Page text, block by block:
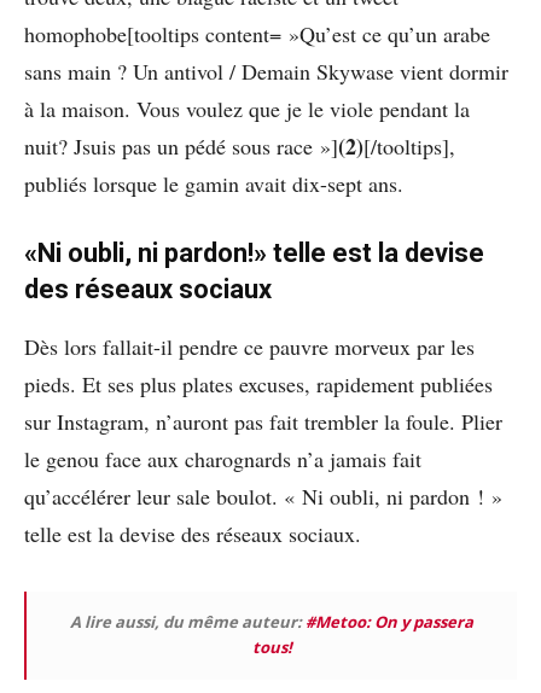
homophobe[tooltips content= »Qu’est ce qu’un arabe
sans main ? Un antivol / Demain Skywase vient dormir
à la maison. Vous voulez que je le viole pendant la
nuit? Jsuis pas un pédé sous race »](2)[/tooltips],
publiés lorsque le gamin avait dix-sept ans.
«Ni oubli, ni pardon!» telle est la devise
des réseaux sociaux
Dès lors fallait-il pendre ce pauvre morveux par les
pieds. Et ses plus plates excuses, rapidement publiées
sur Instagram, n’auront pas fait trembler la foule. Plier
le genou face aux charognards n’a jamais fait
qu’accélérer leur sale boulot. « Ni oubli, ni pardon ! »
telle est la devise des réseaux sociaux.
A lire aussi, du même auteur:#Metoo: On y passera
tous!